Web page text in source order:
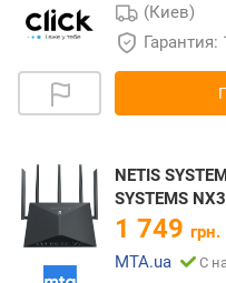
(Киев)
Гарантия:
NETIS
SYSTEMS
1 749 грн.
MTA.ua
С